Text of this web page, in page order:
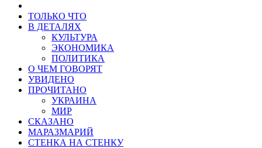
ТОЛЬКО ЧТО
В ДЕТАЛЯХ
КУЛЬТУРА
ЭКОНОМИКА
ПОЛИТИКА
О ЧЕМ ГОВОРЯТ
УВИДЕНО
ПРОЧИТАНО
УКРАИНА
МИР
СКАЗАНО
МАРАЗМАРИЙ
СТЕНКА НА СТЕНКУ